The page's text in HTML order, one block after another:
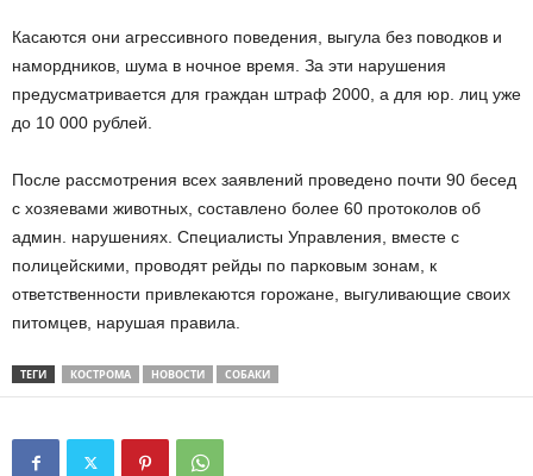
Касаются они агрессивного поведения, выгула без поводков и
намордников, шума в ночное время. За эти нарушения
предусматривается для граждан штраф 2000, а для юр. лиц уже
до 10 000 рублей.
После рассмотрения всех заявлений проведено почти 90 бесед
с хозяевами животных, составлено более 60 протоколов об
админ. нарушениях. Специалисты Управления, вместе с
полицейскими, проводят рейды по парковым зонам, к
ответственности привлекаются горожане, выгуливающие своих
питомцев, нарушая правила.
ТЕГИ КОСТРОМА НОВОСТИ СОБАКИ